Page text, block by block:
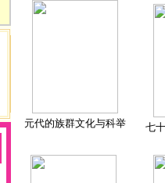
元代的族群文化与科举 七